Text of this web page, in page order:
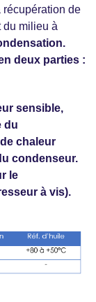
récupération de
du milieu à
deux parties :
sensible,
du
chaleur
condenseur.
le
à vis).